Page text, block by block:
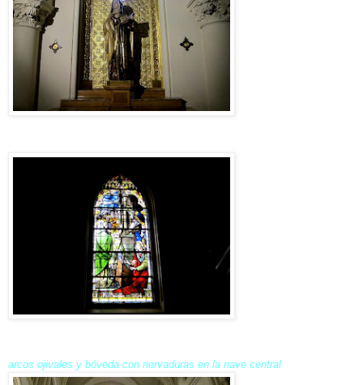
arcos ojivales y bóveda con nervaduras en la nave central